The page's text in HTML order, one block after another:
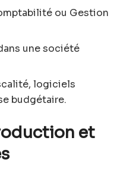
ou Gestion
une société
logiciels
budgétaire.
et